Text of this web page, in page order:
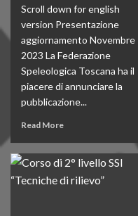
Scroll down for english
version Presentazione
aggiornamento Novembre
2023 La Federazione
Speleologica Toscana ha il
piacere di annunciare la
pubblicazione...
Read More